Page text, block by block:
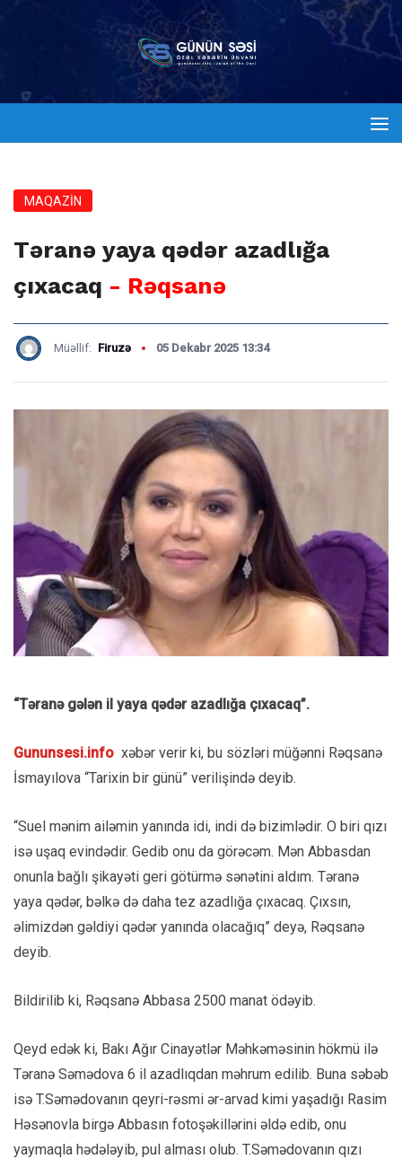
MAQAZİN
Təranə yaya qədər azadlığa
çıxacaq - Rəqsanə
Müəllif: Firuzə 05 Dekabr 2025 13:34
“Təranə gələn il yaya qədər azadlığa çıxacaq”.
Gununsesi.info xəbər verir ki, bu sözləri müğənni Rəqsanə
İsmayılova “Tarixin bir günü” verilişində deyib.
“Suel mənim ailəmin yanında idi, indi də bizimlədir. O biri qızı
isə uşaq evindədir. Gedib onu da görəcəm. Mən Abbasdan
onunla bağlı şikayəti geri götürmə sənətini aldım. Təranə
yaya qədər, bəlkə də daha tez azadlığa çıxacaq. Çıxsın,
əlimizdən gəldiyi qədər yanında olacağıq” deyə, Rəqsanə
deyib.
Bildirilib ki, Rəqsanə Abbasa 2500 manat ödəyib.
Qeyd edək ki, Bakı Ağır Cinayətlər Məhkəməsinin hökmü ilə
Təranə Səmədova 6 il azadlıqdan məhrum edilib. Buna səbəb
isə T.Səmədovanın qeyri-rəsmi ər-arvad kimi yaşadığı Rasim
Həsənovla birgə Abbasın fotoşəkillərini əldə edib, onu
yaymaqla hədələyib, pul alması olub. T.Səmədovanın qızı